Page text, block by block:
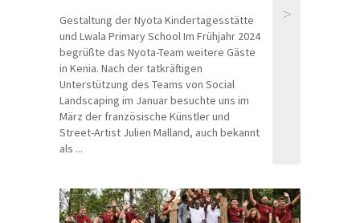
Gestaltung der Nyota Kindertagesstätte
und Lwala Primary School Im Frühjahr 2024
begrüßte das Nyota-Team weitere Gäste
in Kenia. Nach der tatkräftigen
Unterstützung des Teams von Social
Landscaping im Januar besuchte uns im
März der französische Künstler und
Street-Artist Julien Malland, auch bekannt
als ...
>